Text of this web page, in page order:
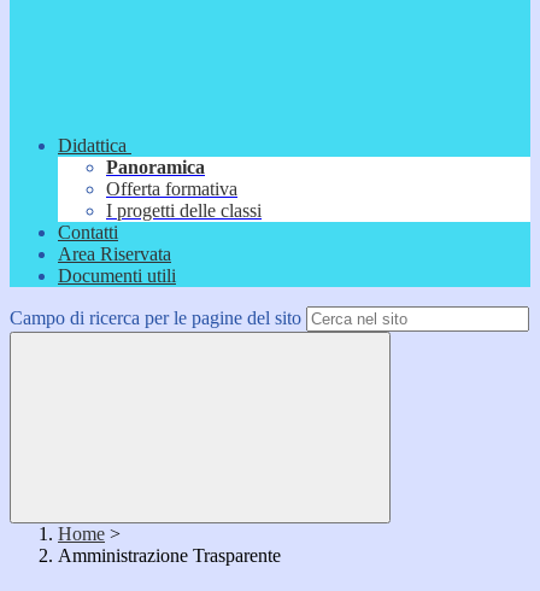
Didattica
Panoramica
Offerta formativa
I progetti delle classi
Contatti
Area Riservata
Documenti utili
Campo di ricerca per le pagine del sito
Home >
Amministrazione Trasparente